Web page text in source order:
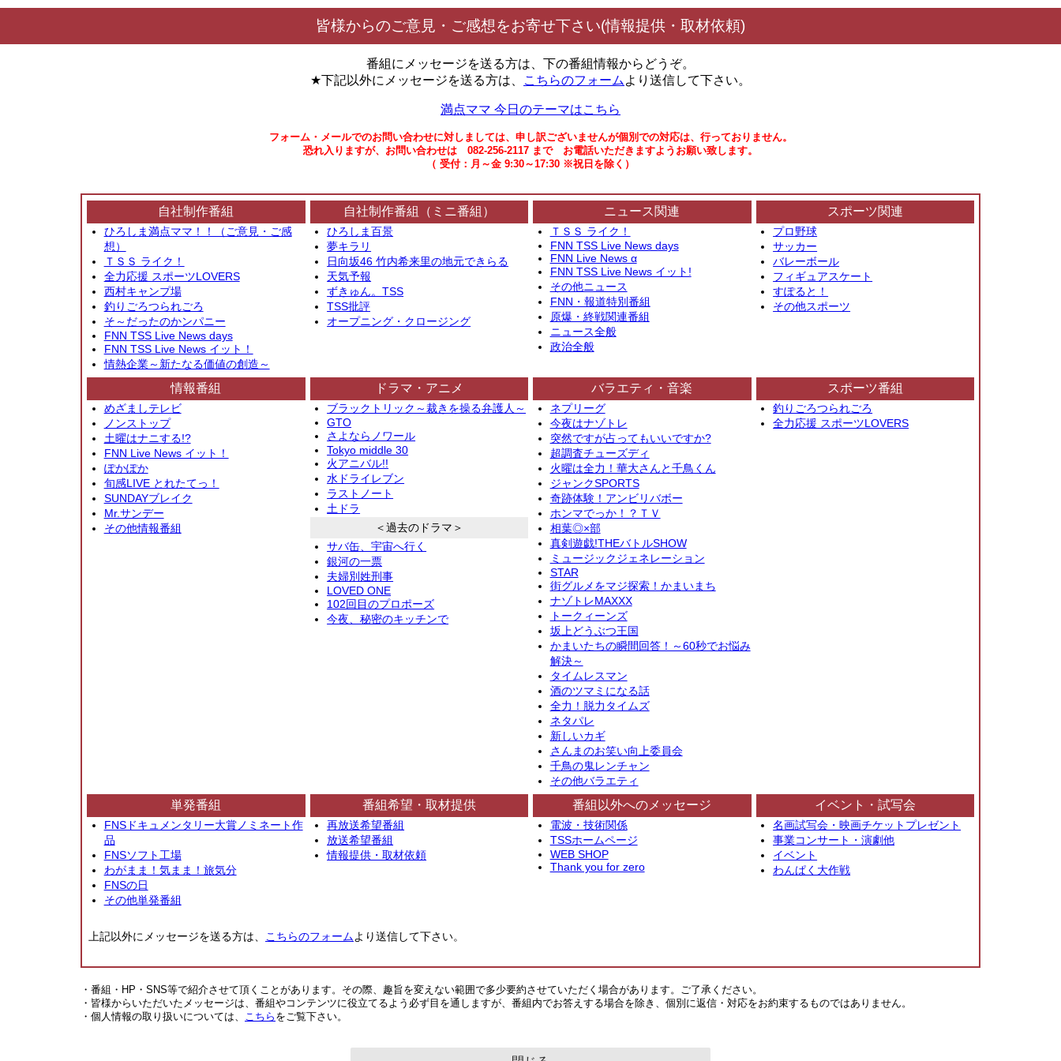
皆様からのご意見・ご感想をお寄せ下さい(情報提供・取材依頼)
番組にメッセージを送る方は、下の番組情報からどうぞ。
★下記以外にメッセージを送る方は、
こちらのフォーム より送信して下さい。
満点ママ 今日のテーマはこちら
フォーム・メールでのお問い合わせに対しましては、申し訳ございませんが個別での対応は、行っておりません。
恐れ入りますが、お問い合わせは 082-256-2117 まで お電話いただきますようお願い致します。
（ 受付：月～金 9:30～17:30 ※祝日を除く）
自社制作番組
ひろしま満点ママ！！（ご意見・ご感
想）
ＴＳＳ ライク！
全力応援 スポーツLOVERS
西村キャンプ場
釣りごろつられごろ
そ～だったのかンパニー
FNN TSS Live News days
FNN TSS Live News イット！
情熱企業～新たなる価値の創造～
自社制作番組（ミニ番組）
ひろしま百景
夢キラリ
日向坂46 竹内希来里の地元できらる
天気予報
ずきゅん。TSS
TSS批評
オープニング・クロージング
ニュース関連
ＴＳＳ ライク！
FNN TSS Live News days
FNN Live News α
FNN TSS Live News イット!
その他ニュース
FNN・報道特別番組
原爆・終戦関連番組
ニュース全般
政治全般
スポーツ関連
プロ野球
サッカー
バレーボール
フィギュアスケート
すぽると！
その他スポーツ
情報番組
めざましテレビ
ノンストップ
土曜はナニする!?
FNN Live News イット！
ぽかぽか
旬感LIVE とれたてっ！
SUNDAYブレイク
Mr.サンデー
その他情報番組
ドラマ・アニメ
ブラックトリック～裁きを操る弁護人～
GTO
さよならノワール
Tokyo middle 30
火アニバル!!
水ドライレブン
ラストノート
土ドラ
＜過去のドラマ＞
サバ缶、宇宙へ行く
銀河の一票
夫婦別姓刑事
LOVED ONE
102回目のプロポーズ
今夜、秘密のキッチンで
バラエティ・音楽
ネプリーグ
今夜はナゾトレ
突然ですが占ってもいいですか?
超調査チューズディ
火曜は全力！華大さんと千鳥くん
ジャンクSPORTS
奇跡体験！アンビリバボー
ホンマでっか！？ＴＶ
相葉◎×部
真剣遊戯!THEバトルSHOW
ミュージックジェネレーション
STAR
街グルメをマジ探索！かまいまち
ナゾトレMAXXX
トークィーンズ
坂上どうぶつ王国
かまいたちの瞬間回答！～60秒でお悩み
解決～
タイムレスマン
酒のツマミになる話
全力！脱力タイムズ
ネタパレ
新しいカギ
さんまのお笑い向上委員会
千鳥の鬼レンチャン
その他バラエティ
スポーツ番組
釣りごろつられごろ
全力応援 スポーツLOVERS
単発番組
FNSドキュメンタリー大賞ノミネート作
品
FNSソフト工場
わがまま！気まま！旅気分
FNSの日
その他単発番組
番組希望・取材提供
再放送希望番組
放送希望番組
情報提供・取材依頼
番組以外へのメッセージ
電波・技術関係
TSSホームページ
WEB SHOP
Thank you for zero
イベント・試写会
名画試写会・映画チケットプレゼント
事業コンサート・演劇他
イベント
わんぱく大作戦
上記以外にメッセージを送る方は、 こちらのフォームより送信して下さい。
・番組・HP・SNS等で紹介させて頂くことがあります。その際、趣旨を変えない範囲で多少要約させていただく場合があります。ご了承ください。
・皆様からいただいたメッセージは、番組やコンテンツに役立てるよう必ず目を通しますが、番組内でお答えする場合を除き、個別に返信・対応をお約束するものではありません。
・個人情報の取り扱いについては、
こちら をご覧下さい。